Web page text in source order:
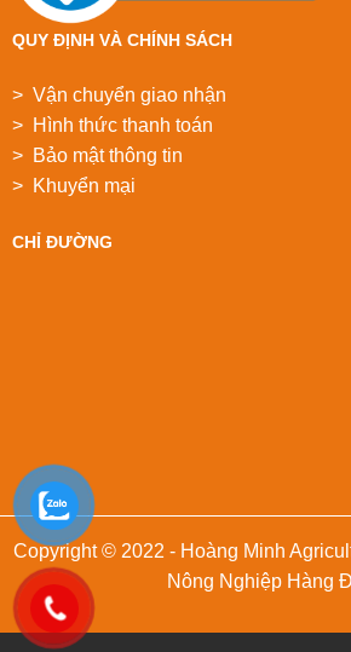
QUY ĐỊNH VÀ CHÍNH SÁCH
> Vận chuyển giao nhận
> Hình thức thanh toán
> Bảo mật thông tin
> Khuyển mại
CHỈ ĐƯỜNG
Copyright © 2022 - Hoàng Minh
Nông Nghiệp Hàng